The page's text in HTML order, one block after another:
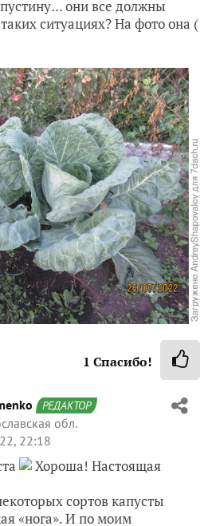
они все должны
ситуациях? На фото она (
1 Спасибо!
РЕДАКТОР
обл.
22:18
Хороша! Настоящая
сортов капусты
«нога». И по моим